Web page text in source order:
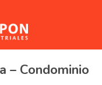
– Condominio